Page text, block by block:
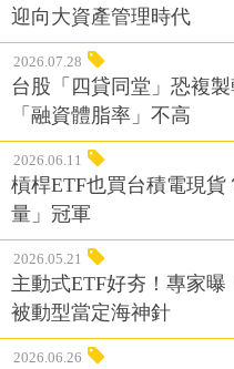
迎向大資產管理時代
2026.07.28
台股「四貸同堂」恐複
「融資體脂率」不高
2026.06.11
槓桿ETF也買台積電現
量」冠軍
2026.05.21
主動式ETF好夯！專家
被動型當定海神針
2026.06.26